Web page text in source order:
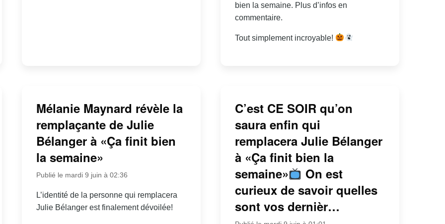
bien la semaine. Plus d’infos en
commentaire.
Tout simplement incroyable!
Mélanie Maynard révèle la
remplaçante de Julie
Bélanger à «Ça finit bien
la semaine»
Publié le mardi 9 juin à 02:36
L’identité de la personne qui remplacera
Julie Bélanger est finalement dévoilée!
C’est CE SOIR qu’on
saura enfin qui
remplacera Julie Bélanger
à «Ça finit bien la
semaine»
On est
curieux de savoir quelles
sont vos dernièr…